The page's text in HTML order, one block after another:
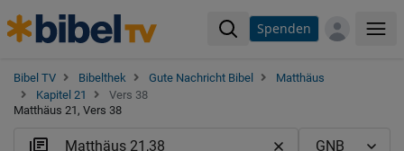
Spenden
Bibel TV Bibelthek Gute Nachricht Bibel
Matthäus
Kapitel 21
Vers 38
Matthäus 21, Vers 38